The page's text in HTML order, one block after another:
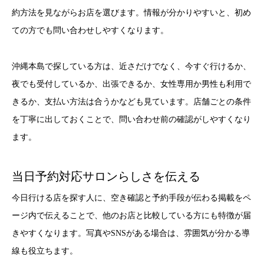
約方法を見ながらお店を選びます。情報が分かりやすいと、初め
ての方でも問い合わせしやすくなります。
沖縄本島で探している方は、近さだけでなく、今すぐ行けるか、
夜でも受付しているか、出張できるか、女性専用か男性も利用で
きるか、支払い方法は合うかなども見ています。店舗ごとの条件
を丁寧に出しておくことで、問い合わせ前の確認がしやすくなり
ます。
当日予約対応サロンらしさを伝える
今日行ける店を探す人に、空き確認と予約手段が伝わる掲載をペ
ージ内で伝えることで、他のお店と比較している方にも特徴が届
きやすくなります。写真やSNSがある場合は、雰囲気が分かる導
線も役立ちます。